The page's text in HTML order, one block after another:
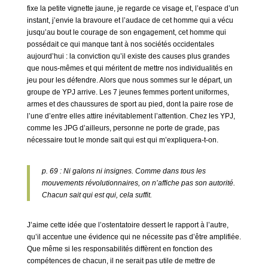
fixe la petite vignette jaune, je regarde ce visage et, l’espace d’un
instant, j’envie la bravoure et l’audace de cet homme qui a vécu
jusqu’au bout le courage de son engagement, cet homme qui
possédait ce qui manque tant à nos sociétés occidentales
aujourd’hui : la conviction qu’il existe des causes plus grandes
que nous-mêmes et qui méritent de mettre nos individualités en
jeu pour les défendre. Alors que nous sommes sur le départ, un
groupe de YPJ arrive. Les 7 jeunes femmes portent uniformes,
armes et des chaussures de sport au pied, dont la paire rose de
l’une d’entre elles attire inévitablement l’attention. Chez les YPJ,
comme les JPG d’ailleurs, personne ne porte de grade, pas
nécessaire tout le monde sait qui est qui m’expliquera-t-on.
p. 69 : Ni galons ni insignes. Comme dans tous les
mouvements révolutionnaires, on n’affiche pas son autorité.
Chacun sait qui est qui, cela suffit.
J’aime cette idée que l’ostentatoire dessert le rapport à l’autre,
qu’il accentue une évidence qui ne nécessite pas d’être amplifiée.
Que même si les responsabilités diffèrent en fonction des
compétences de chacun, il ne serait pas utile de mettre de